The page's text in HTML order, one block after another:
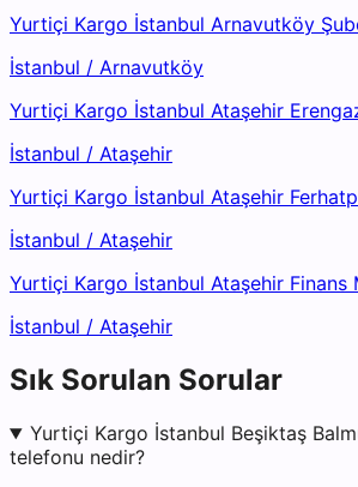
Yurtiçi Kargo İstanbul Arnavutköy
İstanbul / Arnavutköy
Yurtiçi Kargo İstanbul Ataşehir
İstanbul / Ataşehir
Yurtiçi Kargo İstanbul Ataşehir
İstanbul / Ataşehir
Yurtiçi Kargo İstanbul Ataşehir Finans
İstanbul / Ataşehir
Sık Sorulan Sorular
Yurtiçi Kargo İstanbul Beşiktaş
telefonu nedir?